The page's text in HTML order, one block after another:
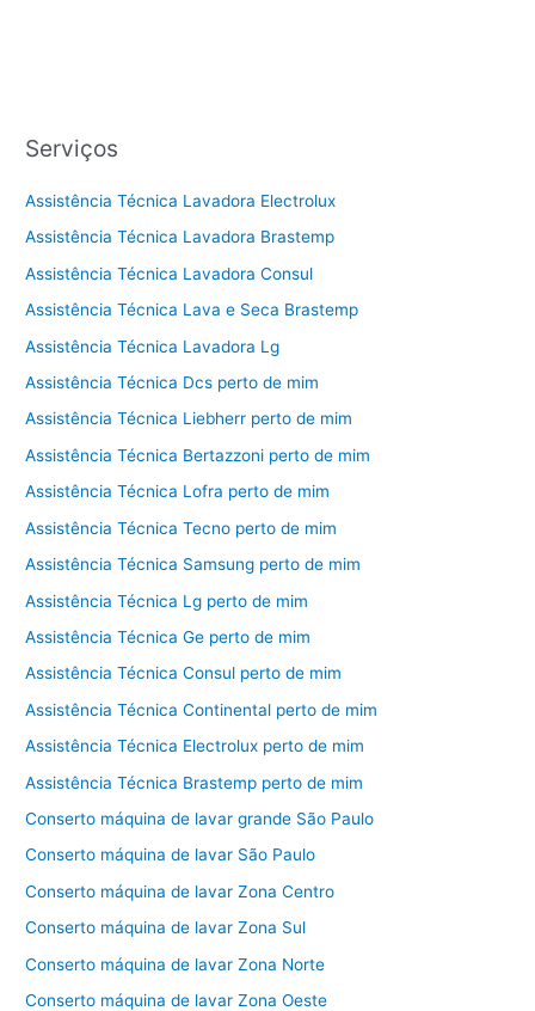
Serviços
Assistência Técnica Lavadora Electrolux
Assistência Técnica Lavadora Brastemp
Assistência Técnica Lavadora Consul
Assistência Técnica Lava e Seca Brastemp
Assistência Técnica Lavadora Lg
Assistência Técnica Dcs perto de mim
Assistência Técnica Liebherr perto de mim
Assistência Técnica Bertazzoni perto de mim
Assistência Técnica Lofra perto de mim
Assistência Técnica Tecno perto de mim
Assistência Técnica Samsung perto de mim
Assistência Técnica Lg perto de mim
Assistência Técnica Ge perto de mim
Assistência Técnica Consul perto de mim
Assistência Técnica Continental perto de mim
Assistência Técnica Electrolux perto de mim
Assistência Técnica Brastemp perto de mim
Conserto máquina de lavar grande São Paulo
Conserto máquina de lavar São Paulo
Conserto máquina de lavar Zona Centro
Conserto máquina de lavar Zona Sul
Conserto máquina de lavar Zona Norte
Conserto máquina de lavar Zona Oeste